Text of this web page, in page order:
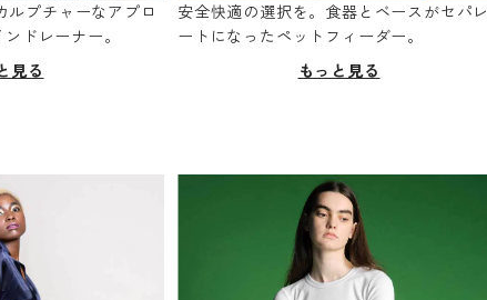
プチャーなアプロ
ドレーナー。
見る
安全快適の選択を。食器とベースがセパレ
ートになったペットフィーダー。
もっと見る